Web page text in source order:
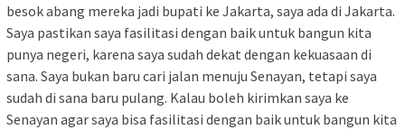
besok abang mereka jadi bupati ke Jakarta, saya ada di Jakarta.
Saya pastikan saya fasilitasi dengan baik untuk bangun kita
punya negeri, karena saya sudah dekat dengan kekuasaan di
sana. Saya bukan baru cari jalan menuju Senayan, tetapi saya
sudah di sana baru pulang. Kalau boleh kirimkan saya ke
Senayan agar saya bisa fasilitasi dengan baik untuk bangun kita